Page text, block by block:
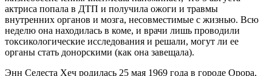
актриса попала в ДТП и получила ожоги и травмы
внутренних органов и мозга, несовместимые с жизнью. Всю
неделю она находилась в коме, и врачи лишь проводили
токсикологические исследования и решали, могут ли ее
органы стать донорскими (как она завещала).
Энн Селеста Хеч родилась 25 мая 1969 года в городе Орора,